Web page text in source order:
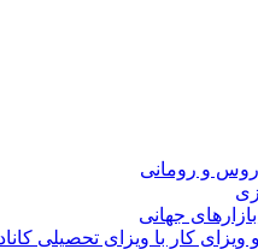
و رومانی
جهانی
کار با ویزای تحصیلی کانادا